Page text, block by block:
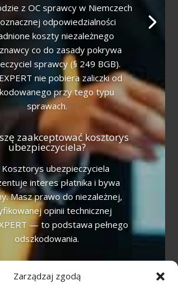
Zarządzaj zgodą
z OC sprawcy w Niemczech
odpowiedzialności
koszty niezależnego
co do zasady pokrywa
sprawcy (§ 249 BGB).
nie pobiera zaliczki od
przy tego typu
sprawach.
zaakceptować kosztorys
ubezpieczyciela?
Kosztorys ubezpieczyciela
interes płatnika i bywa
Masz prawo do niezależnej,
opinii technicznej
— to podstawa pełnego
odszkodowania.
auto zastępcze?